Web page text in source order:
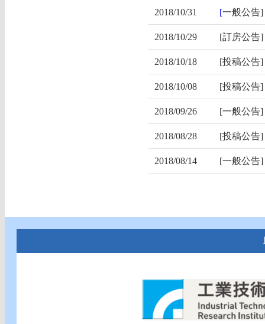
2018/10/31 [一般公告]
2018/​10/29 [訂房公告]
2018/​10/18 [投稿公告]
2018/10/08 [投稿公告]
2018/09/26 [一般公告]
2018/08/28 [投稿公告
2018/08/14 [一般公告]